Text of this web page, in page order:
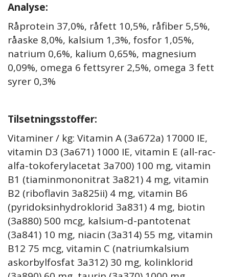
Analyse:
Råprotein 37,0%, råfett 10,5%, råfiber 5,5%,
råaske 8,0%, kalsium 1,3%, fosfor 1,05%,
natrium 0,6%, kalium 0,65%, magnesium
0,09%, omega 6 fettsyrer 2,5%, omega 3 fett
syrer 0,3%
Tilsetningsstoffer:
Vitaminer / kg: Vitamin A (3a672a) 17000 IE,
vitamin D3 (3a671) 1000 IE, vitamin E (all-rac-
alfa-tokoferylacetat 3a700) 100 mg, vitamin
B1 (tiaminmononitrat 3a821) 4 mg, vitamin
B2 (riboflavin 3a825ii) 4 mg, vitamin B6
(pyridoksinhydroklorid 3a831) 4 mg, biotin
(3a880) 500 mcg, kalsium-d-pantotenat
(3a841) 10 mg, niacin (3a314) 55 mg, vitamin
B12 75 mcg, vitamin C (natriumkalsium
askorbylfosfat 3a312) 30 mg, kolinklorid